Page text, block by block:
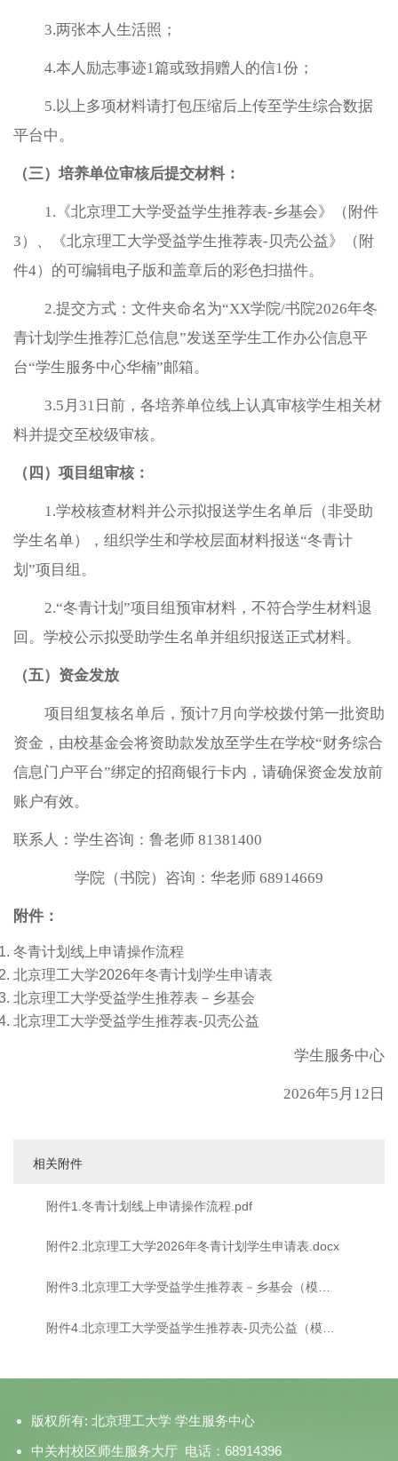
3.两张本人生活照；
4.本人励志事迹1篇或致捐赠人的信1份；
5.以上多项材料请打包压缩后上传至学生综合数据
平台中。
（三）培养单位审核后提交材料：
1.《北京理工大学受益学生推荐表-乡基会》（附件
3）、《北京理工大学受益学生推荐表-贝壳公益》（附
件4）的可编辑电子版和盖章后的彩色扫描件。
2.提交方式：文件夹命名为“XX学院/书院2026年冬
青计划学生推荐汇总信息”发送至学生工作办公信息平
台“学生服务中心华楠”邮箱。
3.5月31日前，各培养单位线上认真审核学生相关材
料并提交至校级审核。
（四）项目组审核：
1.学校核查材料并公示拟报送学生名单后（非受助
学生名单），组织学生和学校层面材料报送“冬青计
划”项目组。
2.“冬青计划”项目组预审材料，不符合学生材料退
回。学校公示拟受助学生名单并组织报送正式材料。
（五） 资金发放
项目组复核名单后，预计7月向学校拨付第一批资助
资金，由校基金会将资助款发放至学生在学校“财务综合
信息门户平台”绑定的招商银行卡内，请确保资金发放前
账户有效。
联系人：学生咨询：鲁老师 81381400
学院（书院）咨询：华老师 68914669
附件：
冬青计划线上申请操作流程
北京理工大学2026年冬青计划学生申请表
北京理工大学受益学生推荐表－乡基会
北京理工大学受益学生推荐表-贝壳公益
学生服务中心
2026年5月12日
相关附件
附件1.冬青计划线上申请操作流程.pdf
附件2.北京理工大学2026年冬青计划学生申请表.docx
附件3.北京理工大学受益学生推荐表－乡基会（模
附件4.北京理工大学受益学生推荐表-贝壳公益（模
版权所有: 北京理工大学 学生服务中心
中关村校区师生服务大厅 电话：68914396